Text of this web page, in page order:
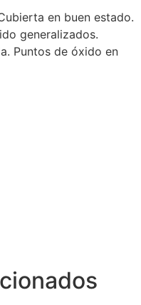
en buen estado.
generalizados.
Puntos de óxido en